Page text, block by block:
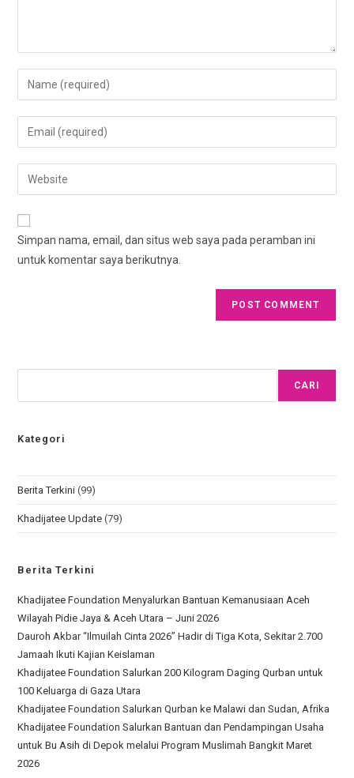
Simpan nama, email, dan situs web saya pada peramban ini
untuk komentar saya berikutnya.
CARI
Kategori
Berita Terkini (99)
Khadijatee Update (79)
Berita Terkini
Khadijatee Foundation Menyalurkan Bantuan Kemanusiaan Aceh
Wilayah Pidie Jaya & Aceh Utara – Juni 2026
Dauroh Akbar “Ilmuilah Cinta 2026” Hadir di Tiga Kota, Sekitar 2.700
Jamaah Ikuti Kajian Keislaman
Khadijatee Foundation Salurkan 200 Kilogram Daging Qurban untuk
100 Keluarga di Gaza Utara
Khadijatee Foundation Salurkan Qurban ke Malawi dan Sudan, Afrika
Khadijatee Foundation Salurkan Bantuan dan Pendampingan Usaha
untuk Bu Asih di Depok melalui Program Muslimah Bangkit Maret
2026